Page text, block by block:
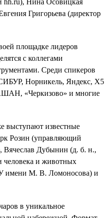
Григорьева (директор
площадке лидеров
с коллегами
Среди спикеров
Норникель, Яндекс, Х5
«Черкизово» и многие
выступают известные
Розин (управляющий
Дубынин (д. б. н.,
человека и животных
имени М. В. Ломоносова) и
в уникальное